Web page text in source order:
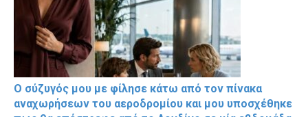
Ο σύζυγός μου με φίλησε κάτω από τον πίνακα
αναχωρήσεων του αεροδρομίου και μου υποσχέθηκε